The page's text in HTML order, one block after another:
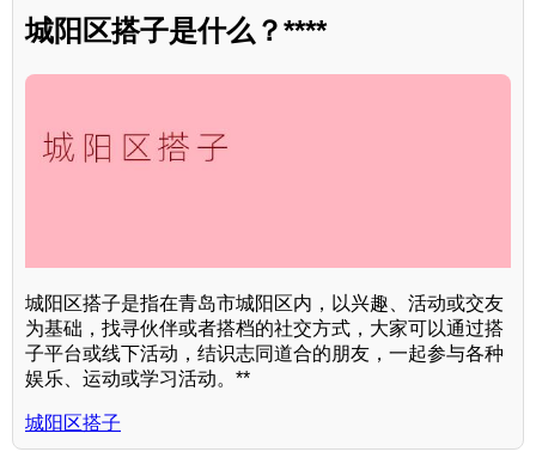
城阳区搭子是什么？****
城阳区搭子是指在青岛市城阳区内，以兴趣、活动或交友
为基础，找寻伙伴或者搭档的社交方式，大家可以通过搭
子平台或线下活动，结识志同道合的朋友，一起参与各种
娱乐、运动或学习活动。**
城阳区搭子